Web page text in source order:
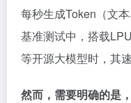
每秒生成Token（文
基准测试中，搭载
等开源大模型时，其
然而，需要明确的是